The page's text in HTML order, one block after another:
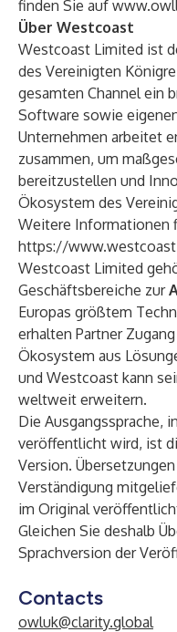
finden Sie auf
Über Westcoast
Westcoast Limited ist
des Vereinigten
gesamten Channel ein
Software sowie
Unternehmen arbeitet
zusammen, um
bereitzustellen und
Ökosystem des
Weitere Informationen
https://
Westcoast Limited
Geschäftsbereiche zur
Europas größtem
erhalten Partner
Ökosystem aus
und Westcoast kann
weltweit erweitern.
Die Ausgangssprache,
veröffentlicht wird, ist
Version.
Verständigung
im Original
Gleichen Sie deshalb
Sprachversion der
Contacts
owluk@clarity.global